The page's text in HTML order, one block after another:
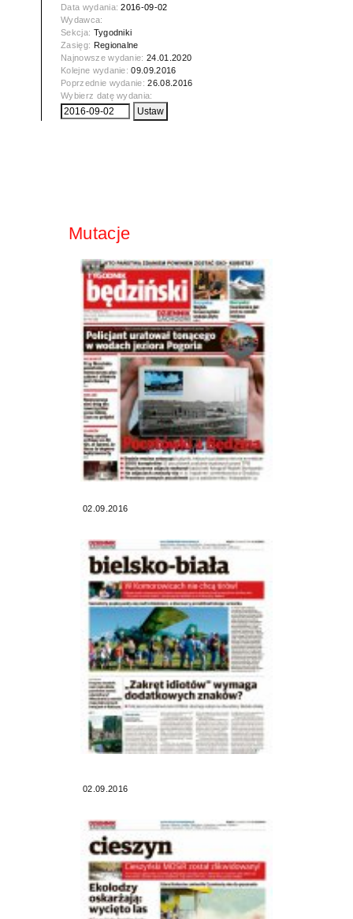
Data wydania:2016-09-02
Wydawca:
Sekcja: Tygodniki
Zasięg: Regionalne
Najnowsze wydanie:24.01.2020
Kolejne wydanie:09.09.2016
Poprzednie wydanie:26.08.2016
Wybierz datę wydania:
Mutacje
02.09.2016
02.09.2016